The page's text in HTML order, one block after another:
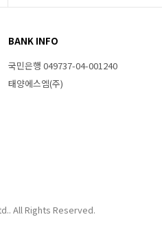
BANK INFO
국민은행 049737-04-001240
태양에스엠(주)
All Rights Reserved.